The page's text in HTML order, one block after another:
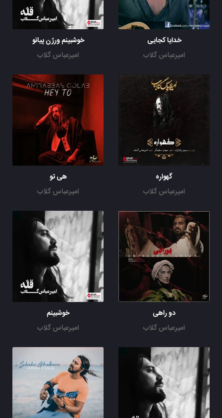
خدایا کجایی
امیرعباس گلاب
خوشبینم ورژن پیانو
امیرعباس گلاب
گهواره
امیرعباس گلاب
هی تو
امیرعباس گلاب
دو راهی
امیرعباس گلاب
خوشبینم
امیرعباس گلاب